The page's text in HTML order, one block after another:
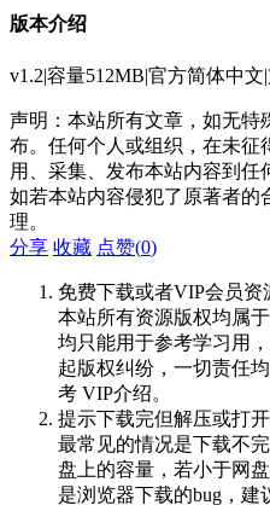
版本介绍
v1.2|容量512MB|官方简体中
声明：本站所有文章，如无特
布。任何个人或组织，在未征
用、采集、发布本站内容到任
如若本站内容侵犯了原著者的
理。
分享 收藏 点赞(0)
免费下载或者VIP会员资
本站所有资源版权均属
均只能用于参考学习用
起版权纠纷，一切责任
考 VIP介绍。
提示下载完但解压或打
最常见的情况是下载不
盘上的容量，若小于网
是浏览器下载的bug，建